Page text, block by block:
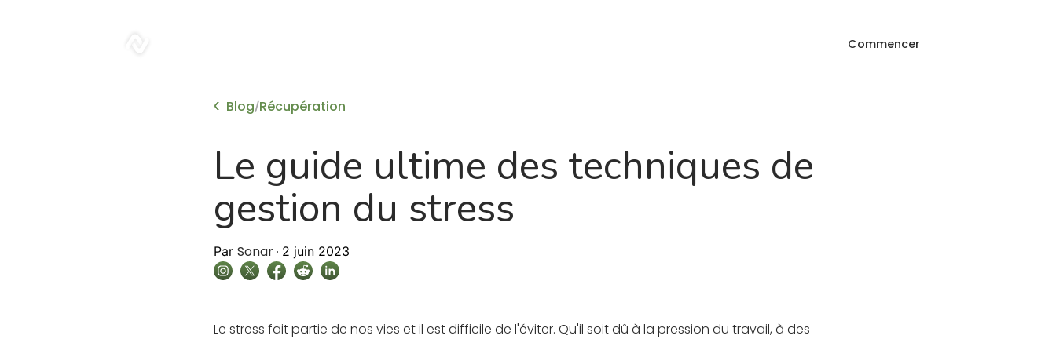
Commencer
Blog/Récupération
Le guide ultime des techniques de
gestion du stress
Par Sonar 2 juin 2023
Le stress fait partie de nos vies et il est difficile de l'éviter. Qu'il soit dû à la pression du travail, à des